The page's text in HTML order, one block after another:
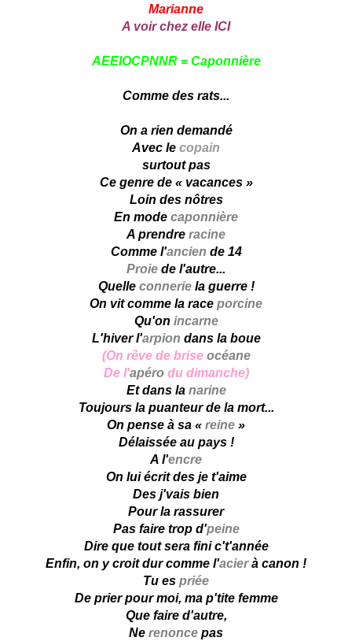
Marianne
A voir chez elle ICI
AEEIOCPNNR = Caponnière
Comme des rats...
On a rien demandé
Avec le copain
surtout pas
Ce genre de « vacances »
Loin des nôtres
En mode caponnière
A prendre racine
Comme l'ancien de 14
Proie de l'autre...
Quelleconnerie la guerre !
On vit comme la race porcine
Qu'on incarne
L'hiver l'arpion dans la boue
(On rêve de brise océane
De l'apéro du dimanche)
Et dans la narine
Toujours la puanteur de la mort...
On pense à sa « reine »
Délaissée au pays !
A l'encre
On lui écrit des je t'aime
Des j'vais bien
Pour la rassurer
Pas faire trop d'peine
Dire que tout sera fini c't'année
Enfin, on y croit dur comme l'acierà canon !
Tu es priée
De prier pour moi, ma p'tite femme
Que faire d'autre,
Ne renonce pas